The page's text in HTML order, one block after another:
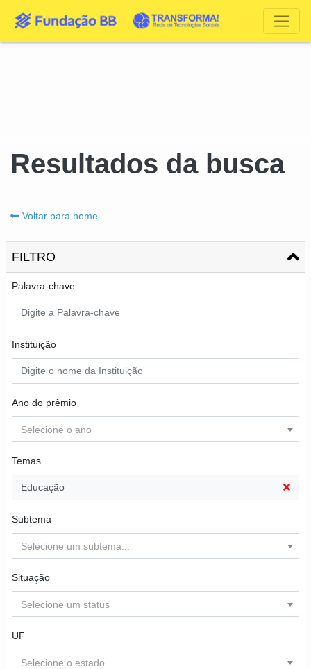
Resultados da busca
Voltar para home
FILTRO
Palavra-chave
Instituição
Ano do prêmio
Selecione o ano
Temas
Educação
Subtema
Selecione um subtema...
Situação
Selecione um status
UF
Selecione o estado